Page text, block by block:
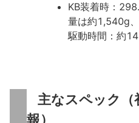
KB装着時：
量は約1,540g、
駆動時間：約
主なスペック（
報）